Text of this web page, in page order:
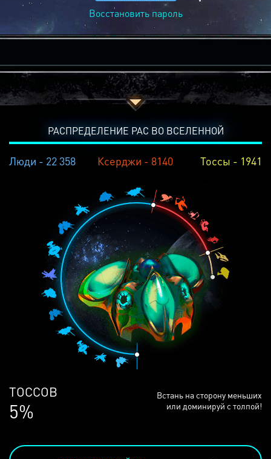
Восстановить пароль
РАСПРЕДЕЛЕНИЕ РАС ВО ВСЕЛЕННОЙ
Люди - 22 358 Ксерджи - 8140 Тоссы - 1941
ЛЮДЕЙ
68%
Встань на сторону меньших
или доминируй с толпой!